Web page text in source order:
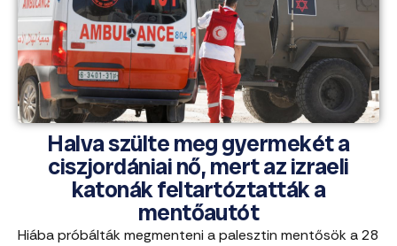
Halva szülte meg gyermekét a
ciszjordániai nő, mert az izraeli
katonák feltartóztatták a
mentőautót
Hiába próbálták megmenteni a palesztin mentősök a 28